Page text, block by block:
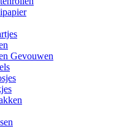
Gevouwen